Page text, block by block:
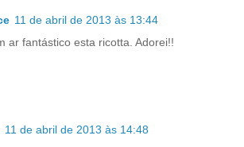
11 de abril de 2013 às 13:44
ar fantástico esta ricotta. Adorei!!
11 de abril de 2013 às 14:48